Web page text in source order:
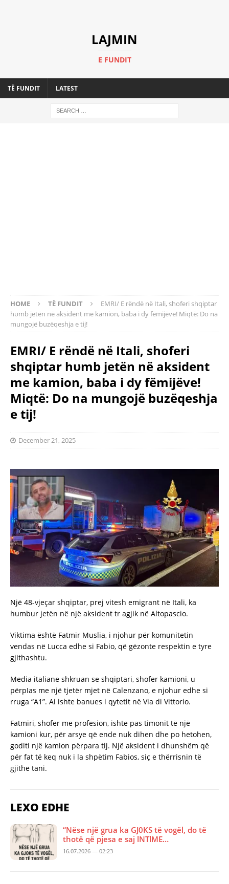
LAJMIN
E FUNDIT
TË FUNDIT LATEST
HOME TË FUNDIT
EMRI/ E rëndë në Itali, shoferi shqiptar
hυmb jetën në aksident me kamion, baba i dy fëmijëve! Miqtë: Do na
mungojë buzëqeshja e tij!
EMRI/ E rëndë në Itali, shoferi
shqiptar hυmb jetën në aksident
me kamion, baba i dy fëmijëve!
Miqtë: Do na mungojë buzëqeshja
e tij!
December 21, 2025
Një 48-vjeçar shqiptar, prej vitesh emigrant në Itali, ka
humbur jetën në një aksident tr agjik në Altopascio.
Viktima është Fatmir Muslia, i njohur për komunitetin
vendas në Lucca edhe si Fabio, që gëzonte respektin e tyre
gjithashtu.
Media italiane shkruan se shqiptari, shofer kamioni, u
përpIas me një tjetër mjet në Calenzano, e njohur edhe si
rruga “A1”. Ai ishte banues i qytetit në Via di Vittorio.
Fatmiri, shofer me profesion, ishte pas timonit të një
kamioni kur, për arsye që ende nuk dihen dhe po hetohen,
goditi një kamion përpara tij. Një aksident i dhunshëm që
për fat të keq nuk i la shpëtim Fabios, siç e thërrisnin të
gjithë tani.
LEXO EDHE
“Nëse një grua ka GJ0KS të vogël, do të
thotë që pjesa e saj lNTlME…
16.07.2026 — 02:23